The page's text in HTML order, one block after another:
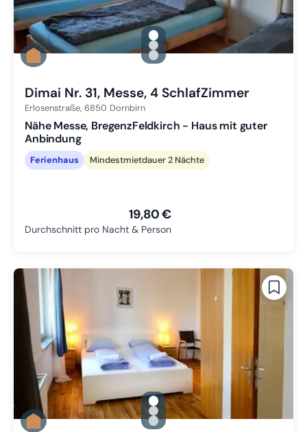
gallery.slide_selector
Zu Slide 1 wechseln
Zu Slide 2 wechseln
Zu Slide 3 wechseln
Dimai Nr. 31, Messe, 4 SchlafZimmer
Erlosenstraße, 6850 Dornbirn
Nähe Messe, BregenzFeldkirch - Haus mit guter
Anbindung
Ferienhaus Mindestmietdauer 2 Nächte
19,80 €
Durchschnitt pro Nacht & Person
gallery.slide_selector
Zu Slide 1 wechseln
Zu Slide 2 wechseln